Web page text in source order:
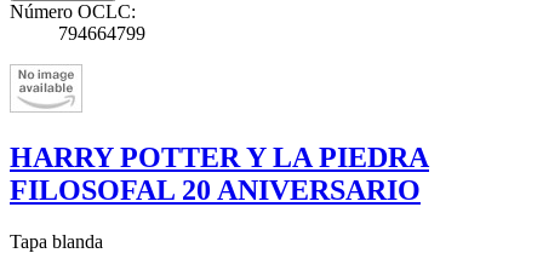
Número OCLC:
794664799
HARRY POTTER Y LA PIEDRA
FILOSOFAL 20 ANIVERSARIO
Tapa blanda